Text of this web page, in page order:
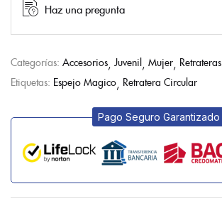
Haz una pregunta
Categorías: Accesorios Juvenil Mujer Retrateras
Etiquetas: Espejo Magico Retratera Circular
Pago Seguro Garantizado